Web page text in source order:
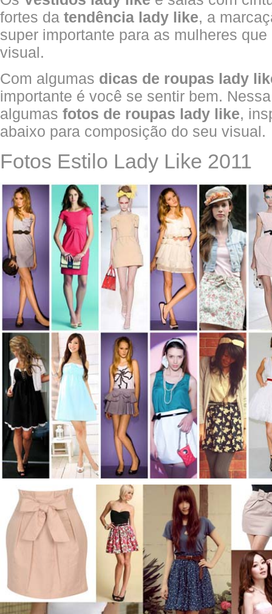
fortes da tendência lady like, a
super importante para as mulheres
visual.
Com algumas dicas de roupas lady
importante é você se sentir bem.
algumas fotos de roupas lady like,
abaixo para composição do seu visual.
Fotos Estilo Lady Like 2011